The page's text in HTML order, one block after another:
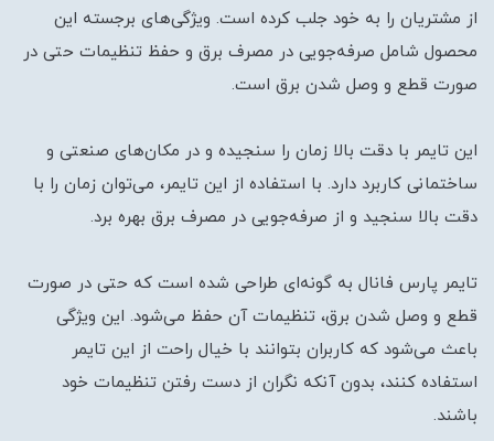
از مشتریان را به خود جلب کرده است. ویژگی‌های برجسته این
محصول شامل صرفه‌جویی در مصرف برق و حفظ تنظیمات حتی در
صورت قطع و وصل شدن برق است.
این تایمر با دقت بالا زمان را سنجیده و در مکان‌های صنعتی و
ساختمانی کاربرد دارد. با استفاده از این تایمر، می‌توان زمان را با
دقت بالا سنجید و از صرفه‌جویی در مصرف برق بهره برد.
تایمر پارس فانال به گونه‌ای طراحی شده است که حتی در صورت
قطع و وصل شدن برق، تنظیمات آن حفظ می‌شود. این ویژگی
باعث می‌شود که کاربران بتوانند با خیال راحت از این تایمر
استفاده کنند، بدون آنکه نگران از دست رفتن تنظیمات خود
باشند.